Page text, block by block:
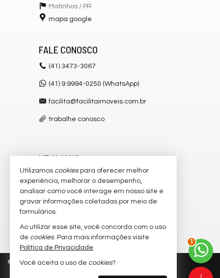
Matinhos / PR
mapa google
FALE CONOSCO
(41) 3473-3067
(41) 9.9994-0250 (WhatsApp)
facilita@facilitaimoveis.com.br
trabalhe conosco
VEJA MAIS
receba nosso newsletter
cadastre seu imóvel
imóveis favoritos
mapa de imóveis
© 2026 CRECI/PR J-3.683 Política de Privacidade
2
Utilizamos cookiespara oferecer melhor
experiência, melhorar o desempenho,
analisar como você interage em nosso site e
gravar informações coletadas por meio de
formulários.
Ao utilizar esse site, você concorda com o uso
de cookies. Para mais informações visite
Política de Privacidade.
Você aceita o uso de cookies?